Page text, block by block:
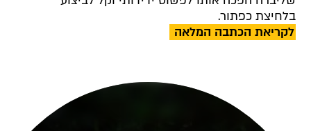
בלחיצת כפתור.
לקריאת הכתבה המלאה